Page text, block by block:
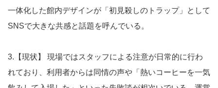
一体化した館内デザインが「初見殺しのトラップ」として
SNSで大きな共感と話題を呼んでいる。
3.【現状】 現場ではスタッフによる注意が日常的に行わ
れており、利用者からは同情の声や「熱いコーヒーを一気